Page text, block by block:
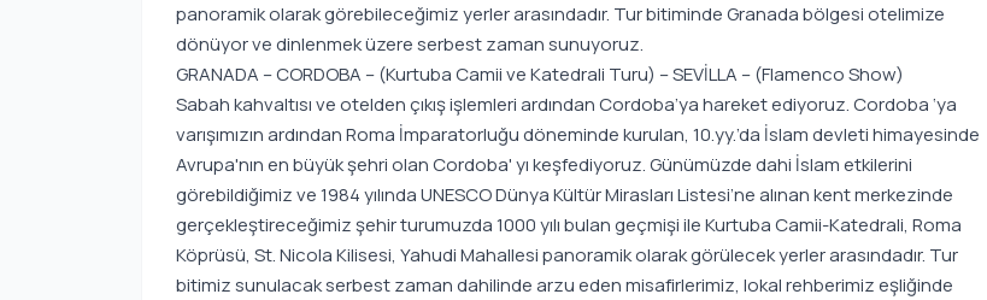
panoramik olarak görebileceğimiz yerler arasındadır. Tur bitiminde Granada bölgesi otelimize
dönüyor ve dinlenmek üzere serbest zaman sunuyoruz.
GRANADA – CORDOBA – (Kurtuba Camii ve Katedrali Turu) – SEVİLLA – (Flamenco Show)
Sabah kahvaltısı ve otelden çıkış işlemleri ardından Cordoba’ya hareket ediyoruz. Cordoba ‘ya
varışımızın ardından Roma İmparatorluğu döneminde kurulan, 10.yy.’da İslam devleti himayesinde
Avrupa'nın en büyük şehri olan Cordoba' yı keşfediyoruz. Günümüzde dahi İslam etkilerini
görebildiğimiz ve 1984 yılında UNESCO Dünya Kültür Mirasları Listesi’ne alınan kent merkezinde
gerçekleştireceğimiz şehir turumuzda 1000 yılı bulan geçmişi ile Kurtuba Camii-Katedrali, Roma
Köprüsü, St. Nicola Kilisesi, Yahudi Mahallesi panoramik olarak görülecek yerler arasındadır. Tur
bitimiz sunulacak serbest zaman dahilinde arzu eden misafirlerimiz, lokal rehberimiz eşliğinde